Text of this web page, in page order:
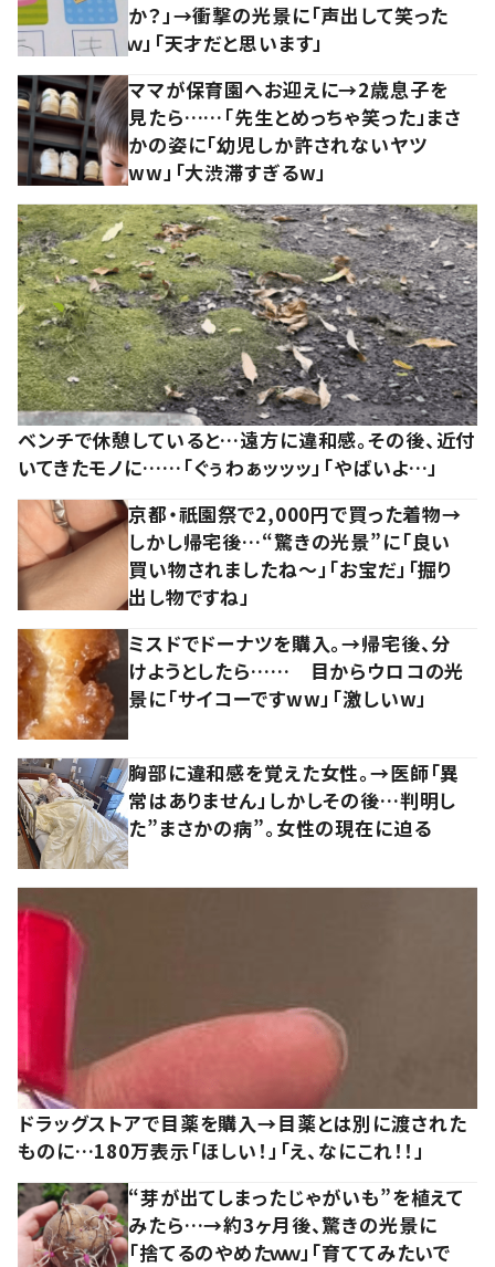
か？」→衝撃の光景に「声出して笑った
ｗ」「天才だと思います」
ママが保育園へお迎えに→2歳息子を
見たら……「先生とめっちゃ笑った」まさ
かの姿に「幼児しか許されないヤツ
ww」「大渋滞すぎるw」
ベンチで休憩していると…遠方に違和感。その後、近付
いてきたモノに……「ぐぅわぁッッッ」「やばいよ…」
京都・祇園祭で2,000円で買った着物→
しかし帰宅後…“驚きの光景”に「良い
買い物されましたね～」「お宝だ」「掘り
出し物ですね」
ミスドでドーナツを購入。→帰宅後、分
けようとしたら…… 目からウロコの光
景に「サイコーですww」「激しいw」
胸部に違和感を覚えた女性。→医師「異
常はありません」しかしその後…判明し
た”まさかの病”。女性の現在に迫る
ドラッグストアで目薬を購入→目薬とは別に渡された
ものに…180万表示「ほしい！」「え、なにこれ！！」
“芽が出てしまったじゃがいも”を植えて
みたら…→約3ヶ月後、驚きの光景に
「捨てるのやめたｗｗ」「育ててみたいで